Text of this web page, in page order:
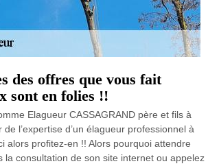
des offres que vous fait
sont en folies !!
Elagueur CASSAGRAND père et fils à
l’expertise d’un élagueur professionnel à
alors profitez-en !! Alors pourquoi attendre
consultation de son site internet ou appelez